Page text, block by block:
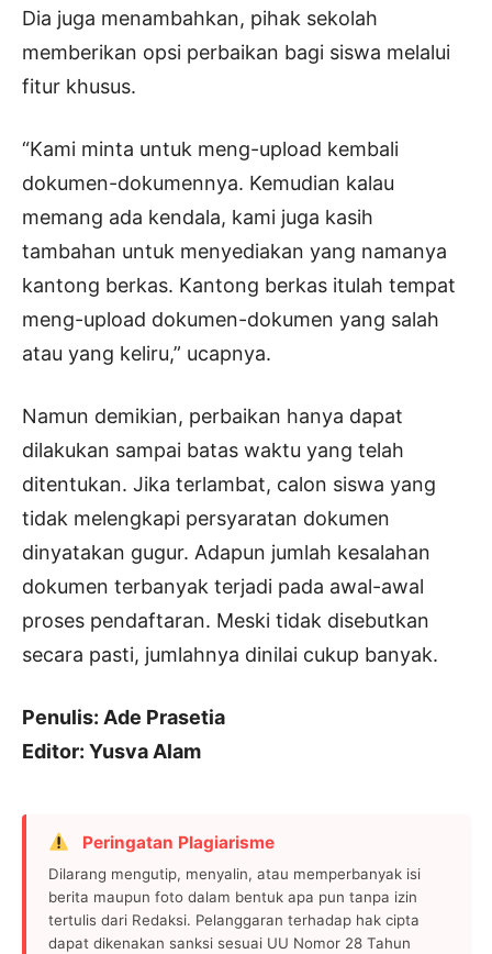
Dia juga menambahkan, pihak sekolah
memberikan opsi perbaikan bagi siswa melalui
fitur khusus.
“Kami minta untuk meng-upload kembali
dokumen-dokumennya. Kemudian kalau
memang ada kendala, kami juga kasih
tambahan untuk menyediakan yang namanya
kantong berkas. Kantong berkas itulah tempat
meng-upload dokumen-dokumen yang salah
atau yang keliru,” ucapnya.
Namun demikian, perbaikan hanya dapat
dilakukan sampai batas waktu yang telah
ditentukan. Jika terlambat, calon siswa yang
tidak melengkapi persyaratan dokumen
dinyatakan gugur. Adapun jumlah kesalahan
dokumen terbanyak terjadi pada awal-awal
proses pendaftaran. Meski tidak disebutkan
secara pasti, jumlahnya dinilai cukup banyak.
Penulis: Ade Prasetia
Editor: Yusva Alam
Peringatan Plagiarisme
Dilarang mengutip, menyalin, atau memperbanyak isi
berita maupun foto dalam bentuk apa pun tanpa izin
tertulis dari Redaksi. Pelanggaran terhadap hak cipta
dapat dikenakan sanksi sesuai UU Nomor 28 Tahun